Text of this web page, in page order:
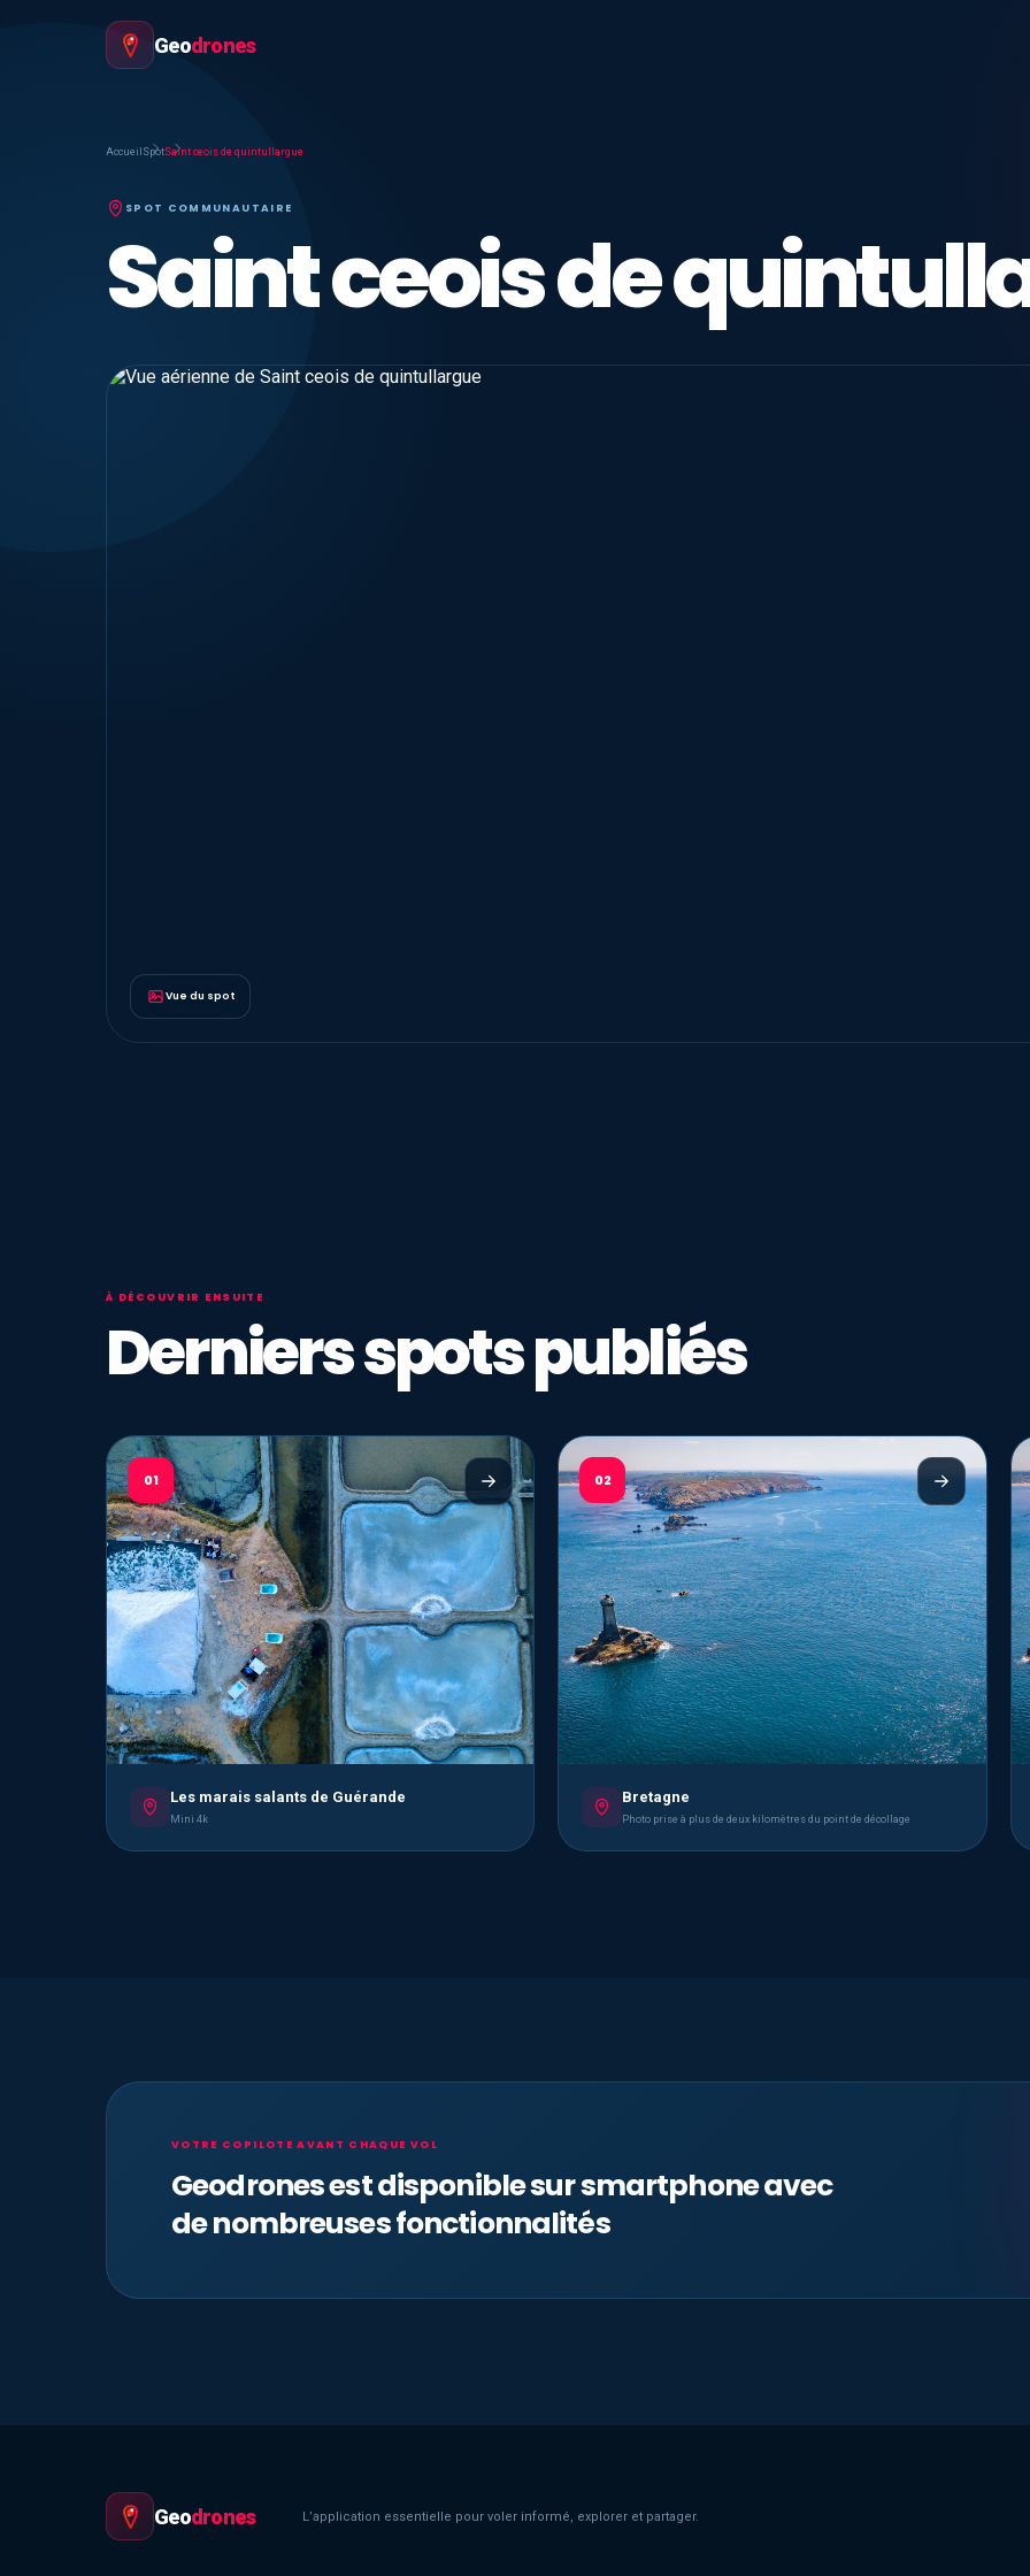
Geodrones
Accueil SpotSaint ceois de quintullargue
SPOT COMMUNAUTAIRE
Saint ceois de
Vue du spot
À DÉCOUVRIR ENSUITE
Derniers spots publiés
01
Les marais salants de Guérande
Mini 4k
02
Bretagne
Photo prise à plus de deux kilomètres du point de décollage
VOTRE COPILOTE AVANT CHAQUE VOL
Geodrones est disponible sur smartphone avec
de nombreuses fonctionnalités
Geodrones L’application essentielle pour voler informé, explorer et partager.